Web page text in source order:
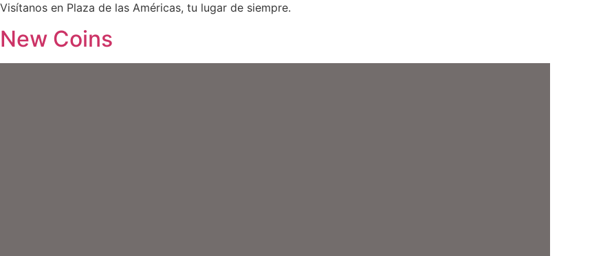
Visítanos en Plaza de las Américas, tu lugar de siempre.
New Coins